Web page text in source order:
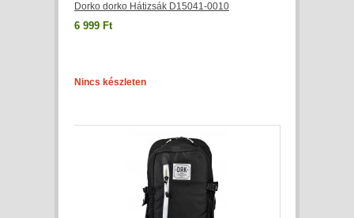
Dorko dorko Hátizsák D15041-0010
6 999 Ft
Nincs készleten